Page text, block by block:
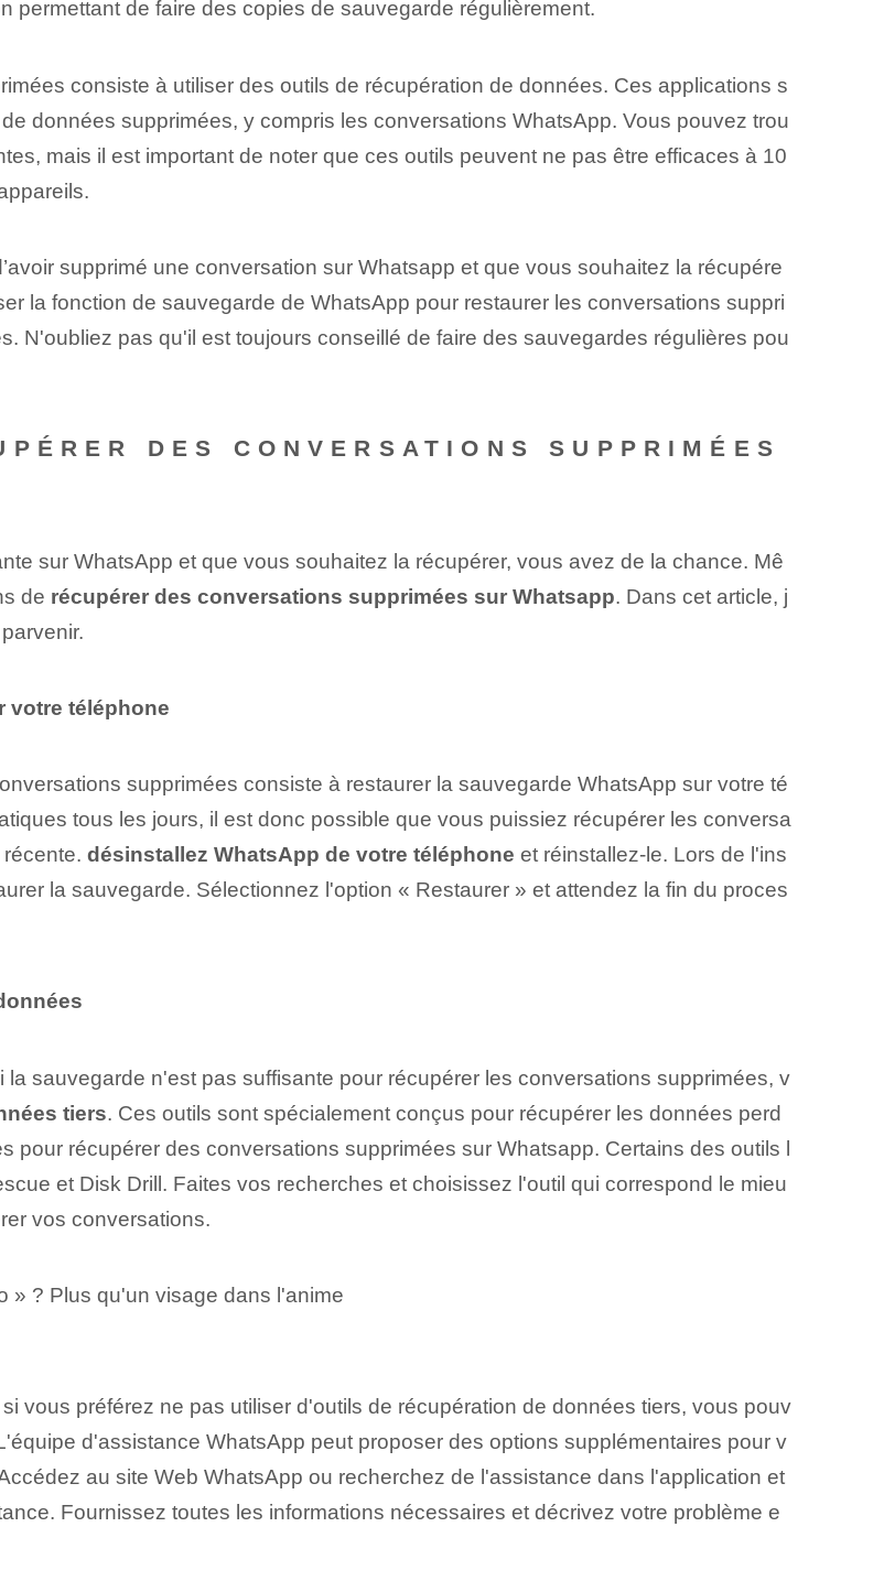
permettant de faire des copies de sauvegarde régulièrement.
consiste à utiliser des outils de récupération de données. Ces applications s
données supprimées, y compris les conversations WhatsApp. Vous pouvez trou
mais il est important de noter que ces outils peuvent ne pas être efficaces à 10
supprimé une conversation sur Whatsapp et que vous souhaitez la récupére
la fonction de sauvegarde de WhatsApp pour restaurer les conversations suppri
N'oubliez pas qu'il est toujours conseillé de faire des ‌sauvegardes‌ régulières pou
DES CONVERSATIONS SUPPRIMÉES
sur WhatsApp et que vous souhaitez la récupérer, vous avez de la chance. Mê
de récupérer des conversations supprimées sur⁤ Whatsapp. Dans cet article⁢, j
votre téléphone
supprimées consiste à restaurer la sauvegarde WhatsApp sur votre té
tous les jours, il est donc possible que vous puissiez récupérer les conversa
désinstallez WhatsApp de votre téléphone et réinstallez-le. Lors de l'ins
la sauvegarde. Sélectionnez l'option « Restaurer » et attendez la fin du proces
sauvegarde n'est pas suffisante pour récupérer les conversations supprimées, v
tiers. Ces outils sont spécialement conçus pour récupérer les données perd
pour récupérer des conversations supprimées sur Whatsapp. Certains des outils l
et Disk Drill. Faites vos recherches et choisissez l'outil qui correspond le mieu
vos conversations.
» ? Plus qu'un visage dans l'anime
vous préférez ne pas utiliser d'outils de récupération de données tiers, vous pouv
d'assistance WhatsApp peut proposer des options supplémentaires pour v
au site Web WhatsApp ou recherchez de l'assistance dans l'application et
Fournissez toutes les informations nécessaires et décrivez votre problème e